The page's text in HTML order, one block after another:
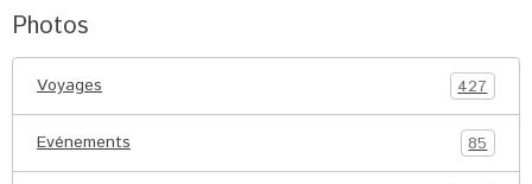
Photos
Voyages 427
Evénements 85